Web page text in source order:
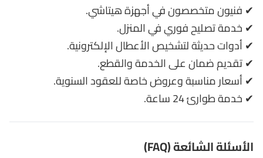
✔ فنيون متخصصون في أجهزة هيتاشي.
✔ خدمة تصليح فوري في المنزل.
✔ أدوات حديثة لتشخيص الأعطال الإلكترونية.
✔ تقديم ضمان على الخدمة والقطع.
✔ أسعار مناسبة وعروض خاصة للعقود السنوية.
✔ خدمة طوارئ 24 ساعة.
الأسئلة الشائعة (FAQ)